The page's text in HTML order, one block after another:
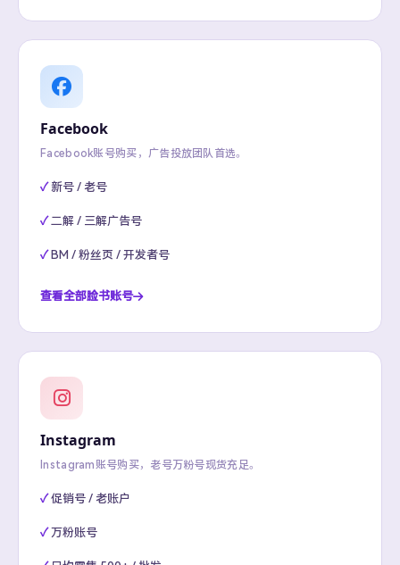
Facebook
Facebook账号购买，广告投放团队首选。
新号 / 老号
二解 / 三解广告号
BM / 粉丝页 / 开发者号
查看全部脸书账号
Instagram
Instagram账号购买，老号万粉号现货充足。
促销号 / 老账户
万粉账号